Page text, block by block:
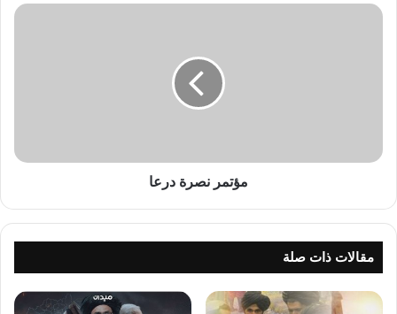
مؤتمر
مؤتمر نصرة درعا
مقالات ذات صلة